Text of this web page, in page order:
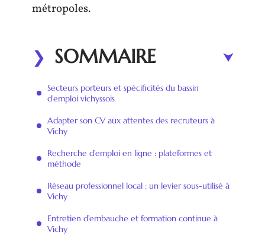
métropoles.
SOMMAIRE
Secteurs porteurs et spécificités du bassin
d’emploi vichyssois
Adapter son CV aux attentes des recruteurs à
Vichy
Recherche d’emploi en ligne : plateformes et
méthode
Réseau professionnel local : un levier sous-utilisé à
Vichy
Entretien d’embauche et formation continue à
Vichy